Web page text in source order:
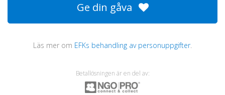
Ge din gåva
Läs mer om EFKs behandling av personuppgifter.
Betallösningen är en del av: